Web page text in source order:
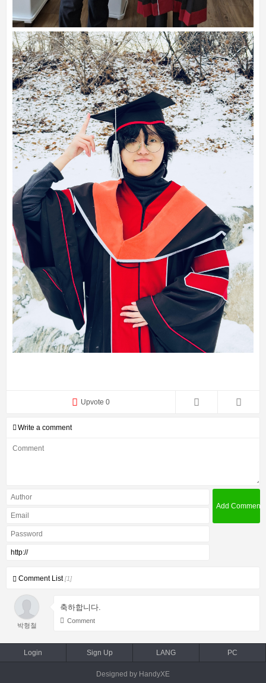
Upvote 0
Write a comment
Comment List[1]
박형철
축하합니다.
Comment
Login Sign Up LANG PC
Designed by HandyXE